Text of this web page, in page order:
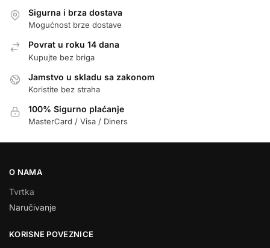
Sigurna i brza dostava
Mogućnost brze dostave
Povrat u roku 14 dana
Kupujte bez briga
Jamstvo u skladu sa zakonom
Koristite bez straha
100% Sigurno plaćanje
MasterCard / Visa / Diners
O NAMA
Tvrtka
Naručivanje
KORISNE POVEZNICE